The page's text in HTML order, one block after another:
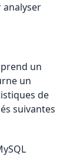
prend un
un
de
suivantes